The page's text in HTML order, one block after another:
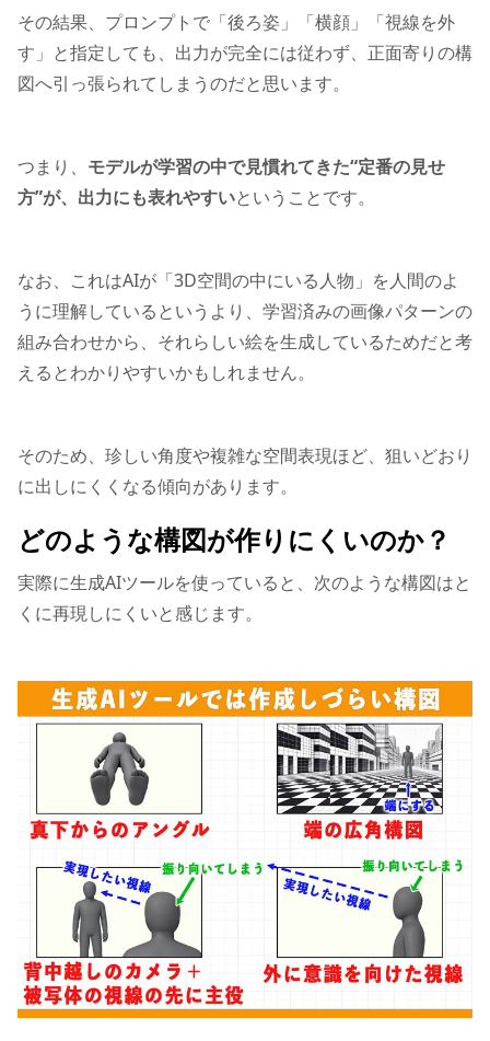
その結果、プロンプトで「後ろ姿」「横顔」「視線を外
す」と指定しても、出力が完全には従わず、正面寄りの構
図へ引っ張られてしまうのだと思います。
つまり、 モデルが学習の中で見慣れてきた“定番の見せ
方”が、出力にも表れやすいということです。
なお、これはAIが「3D空間の中にいる人物」を人間のよ
うに理解しているというより、学習済みの画像パターンの
組み合わせから、それらしい絵を生成しているためだと考
えるとわかりやすいかもしれません。
そのため、珍しい角度や複雑な空間表現ほど、狙いどおり
に出しにくくなる傾向があります。
どのような構図が作りにくいのか？
実際に生成AIツールを使っていると、次のような構図はと
くに再現しにくいと感じます。